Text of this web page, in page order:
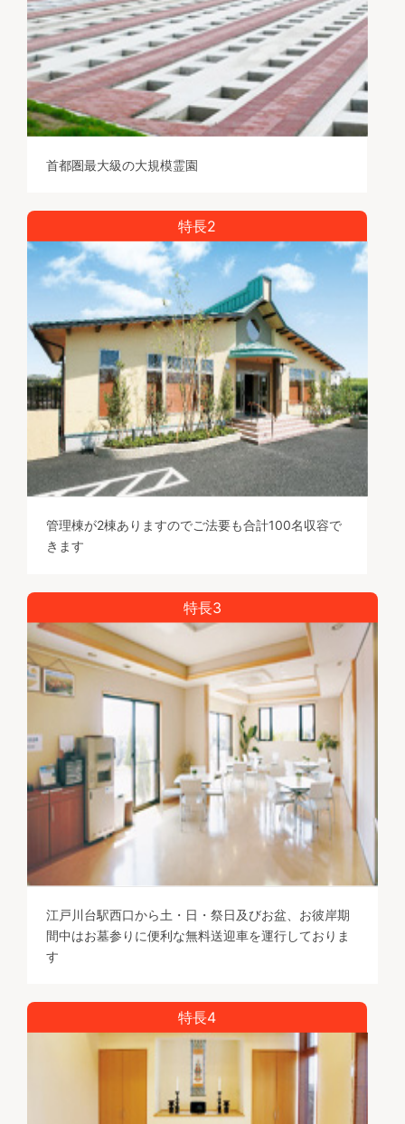
首都圏最大級の大規模霊園
特長2
管理棟が2棟ありますのでご法要も合計100名収容で
きます
特長3
江戸川台駅西口から土・日・祭日及びお盆、お彼岸期
間中はお墓参りに便利な無料送迎車を運行しておりま
す
特長4